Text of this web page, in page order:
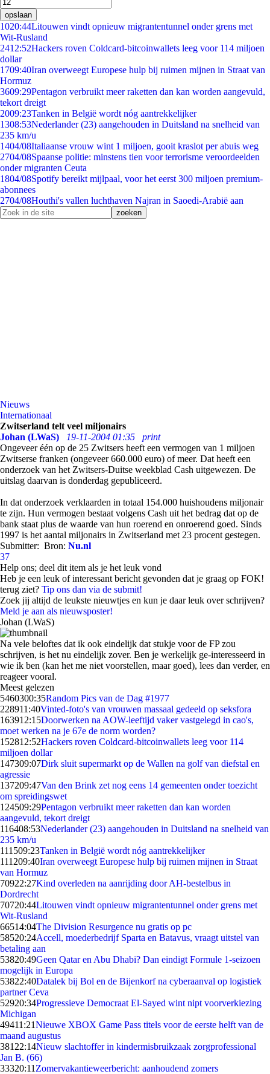
opslaan
1020:44Litouwen vindt opnieuw migrantentunnel onder grens met
Wit-Rusland
2412:52Hackers roven Coldcard-bitcoinwallets leeg voor 114 miljoen
dollar
1709:40Iran overweegt Europese hulp bij ruimen mijnen in Straat van
Hormuz
3609:29Pentagon verbruikt meer raketten dan kan worden aangevuld,
tekort dreigt
2009:23Tanken in België wordt nóg aantrekkelijker
1308:53Nederlander (23) aangehouden in Duitsland na snelheid van
235 km/u
1404/08Italiaanse vrouw wint 1 miljoen, gooit kraslot per abuis weg
2704/08Spaanse politie: minstens tien voor terrorisme veroordeelden
onder migranten Ceuta
1804/08Spotify bereikt mijlpaal, voor het eerst 300 miljoen premium-
abonnees
2704/08Houthi's vallen luchthaven Najran in Saoedi-Arabië aan
Nieuws
Internationaal
Zwitserland telt veel miljonairs
Johan (LWaS)
19-11-2004 01:35
print
Ongeveer één op de 25 Zwitsers heeft een vermogen van 1 miljoen
Zwitserse franken (ongeveer 660.000 euro) of meer. Dat heeft een
onderzoek van het Zwitsers-Duitse weekblad Cash uitgewezen. De
uitslag daarvan is donderdag gepubliceerd.
In dat onderzoek verklaarden in totaal 154.000 huishoudens miljonair
te zijn. Hun vermogen bestaat volgens Cash uit het bedrag dat op de
bank staat plus de waarde van hun roerend en onroerend goed. Sinds
1997 is het aantal miljonairs in Zwitserland met 23 procent gestegen.
Submitter: Bron: Nu.nl
37
Help ons; deel dit item als je het leuk vond
Heb je een leuk of interessant bericht gevonden dat je graag op FOK!
terug ziet? Tip ons dan via de submit!
Zoek jij altijd de leukste nieuwtjes en kun je daar leuk over schrijven?
Meld je aan als nieuwsposter!
Johan (LWaS)
Na vele beloftes dat ik ook eindelijk dat stukje voor de FP zou
schrijven, is het nu eindelijk zover. Ben je werkelijk ge-interesseerd in
wie ik ben (kan het me niet voorstellen, maar goed), lees dan verder, en
reageer vooral.
Meest gelezen
5460300:35Random Pics van de Dag #1977
228911:40Vinted-foto's van vrouwen massaal gedeeld op seksfora
163912:15Doorwerken na AOW-leeftijd vaker vastgelegd in cao's,
moet werken na je 67e de norm worden?
152812:52Hackers roven Coldcard-bitcoinwallets leeg voor 114
miljoen dollar
147309:07Dirk sluit supermarkt op de Wallen na golf van diefstal en
agressie
137209:47Van den Brink zet nog eens 14 gemeenten onder toezicht
om spreidingswet
124509:29Pentagon verbruikt meer raketten dan kan worden
aangevuld, tekort dreigt
116408:53Nederlander (23) aangehouden in Duitsland na snelheid van
235 km/u
111509:23Tanken in België wordt nóg aantrekkelijker
111209:40Iran overweegt Europese hulp bij ruimen mijnen in Straat
van Hormuz
70922:27Kind overleden na aanrijding door AH-bestelbus in
Dordrecht
70720:44Litouwen vindt opnieuw migrantentunnel onder grens met
Wit-Rusland
66514:04The Division Resurgence nu gratis op pc
58520:24Accell, moederbedrijf Sparta en Batavus, vraagt uitstel van
betaling aan
53820:49Geen Qatar en Abu Dhabi? Dan eindigt Formule 1-seizoen
mogelijk in Europa
53822:40Datalek bij Bol en de Bijenkorf na cyberaanval op logistiek
partner Ceva
52920:34Progressieve Democraat El-Sayed wint nipt voorverkiezing
Michigan
49411:21Nieuwe XBOX Game Pass titels voor de eerste helft van de
maand augustus
381 22:14Nieuw slachtoffer in kindermisbruikzaak zorgprofessional
Jan B. (66)
33320:11 Zomervakantieweerbericht: aanhoudend zomers